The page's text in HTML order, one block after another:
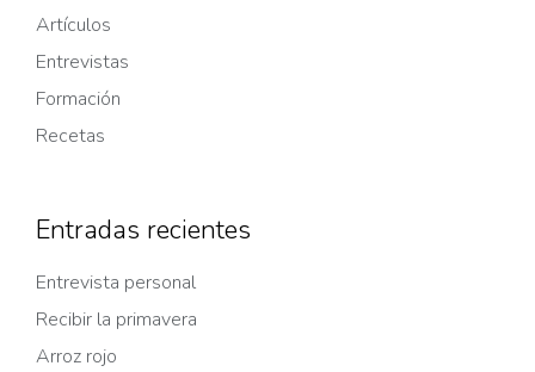
Artículos
Entrevistas
Formación
Recetas
Entradas recientes
Entrevista personal
Recibir la primavera
Arroz rojo